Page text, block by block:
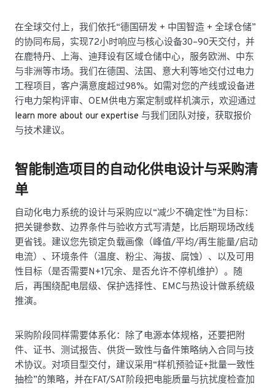
在全球交付上，我们依托“德国研发 + 中国智造 + 全球仓储”
的协同布局，实现72小时响应与核心设备30–90天交付，并
在鹿特丹、上海、迪拜设有区域仓储中心，服务欧洲、中东
与非洲等市场。我们在德国、法国、意大利等地交付过电力
工程项目，客户满意度超过98%。如需对您的产线或设备进
行电力架构评审、OEM供电方案定制或样机演示，欢迎通过
learn more about our expertise 与我们团队对接，获取报价
与技术建议。
智能制造项目的自动化供电设计与采购清
单
自动化电力系统的设计与采购应以“减少不确定性”为目标：
把关键参数、边界条件与验收方式写清楚，比后期现场改线
更省钱。建议您先锁定负载画像（峰值/平均/再生能量/启动
电流）、环境条件（温度、粉尘、海拔、腐蚀）、以及可用
性目标（是否需要N+1冗余、是否允许不停机维护）。随
后，再围绕配电层级、保护选择性、EMC与热设计做系统级
推演。
采购阶段同样需要体系化：除了电源本体规格，还要把附
件、证书、测试报告、供货一致性与备件策略纳入合同与技
术协议。对项目型交付，建议采用“样机预验证+批量一致性
抽检”的策略，并在FAT/SAT阶段把电能质量与抗扰度检查加